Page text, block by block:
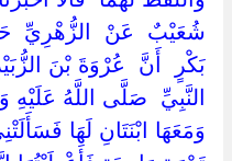
‏شُعَيْبٌ ‏ ‏عَنْ ‏ ‏الزُّهْرِيِّ
بَكْرٍ ‏ ‏أَنَّ ‏ ‏عُرْوَةَ بْنَ
النَّبِيِّ ‏ ‏صَلَّى اللَّهُ
وَمَعَهَا ابْنَتَانِ لَهَا